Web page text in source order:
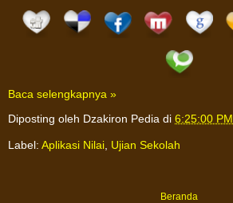
Baca selengkapnya »
Diposting oleh Dzakiron Pedia di 6:25:00 PM
Label: Aplikasi Nilai Ujian Sekolah
Beranda